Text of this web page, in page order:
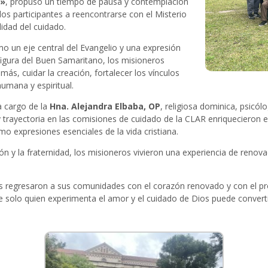
participantes a reencontrarse con el Misterio
del cuidado.
un eje central del Evangelio y una expresión
del Buen Samaritano, los misioneros
cuidar la creación, fortalecer los vínculos
y espiritual.
cargo de la Hna. Alejandra Elbaba, OP, religiosa dominica,
en las comisiones de cuidado de la CLAR
expresiones esenciales de la vida cristiana.
y la fraternidad, los misioneros vivieron una experiencia de
regresaron a sus comunidades con el corazón renovado y con el
solo quien experimenta el amor y el cuidado de Dios puede